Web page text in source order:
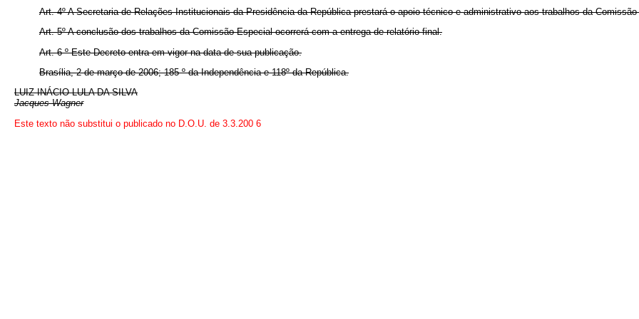
Art. 4º A Secretaria de Relações Institucionais da Presidência da República prestará o apoio técnico e administrativo aos trabalhos da
Art. 5º A conclusão dos trabalhos da Comissão Especial ocorrerá com a entrega de relatório final.
Art. 6ºEste Decreto entra em vigor na data de sua publicação.
Brasília, 2 de março de 2006; 185ºda Independência e 118º da República.
LUIZ INÁCIO LULA DA SILVA
Jacques Wagner
Este texto não substitui o publicado no D.O.U. de 3.3.200 6